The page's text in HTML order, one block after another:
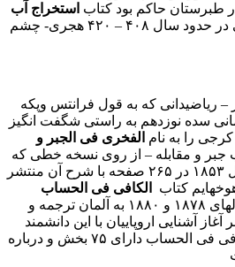
طبرستان حاکم بود کتاب استخراج آب
را نوشت کرجی در حدود سال ۴۰۸ – ۴۲۰ هجری- چشم
– ریاضیدانی که به قول فرانتس وپکه
سده نوزدهم به راستی شگفت انگیز
را به نام الفخری فی الجبر و
جبر و مقابله – از روی نسخه خطی که
در پاریس موجود بود در سال ۱۸۵۳ در ۲۶۵ صفحه با شرح آن منتشر
کتاب
الکافی فی الحساب
کرجی را در سه جلد در سالهای ۱۸۷۸ و ۱۸۸۰ به آلمان ترجمه و
آشنایی اروپاییان با این دانشمند
بزرگ ایرانی بود . کتاب الکافی فی الحساب دارای ۷۵ بخش و درباره